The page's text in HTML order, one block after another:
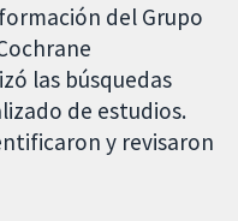
del Grupo
las búsquedas
de estudios.
y revisaron